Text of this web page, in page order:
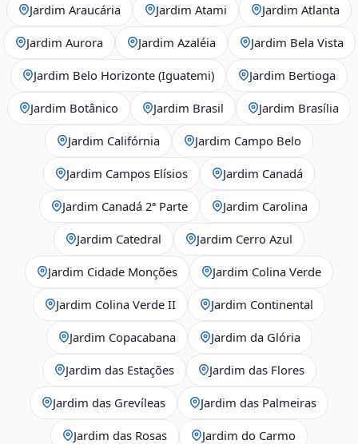
Jardim Araucária Jardim Atami Jardim Atlanta
Jardim Aurora Jardim Azaléia Jardim Bela Vista
Jardim Belo Horizonte (Iguatemi) Jardim Bertioga
Jardim Botânico Jardim Brasil Jardim Brasília
Jardim Califórnia Jardim Campo Belo
Jardim Campos Elísios Jardim Canadá
Jardim Canadá 2ª Parte Jardim Carolina
Jardim Catedral Jardim Cerro Azul
Jardim Cidade Monções Jardim Colina Verde
Jardim Colina Verde II Jardim Continental
Jardim Copacabana Jardim da Glória
Jardim das Estações Jardim das Flores
Jardim das Grevíleas Jardim das Palmeiras
Jardim das Rosas Jardim do Carmo